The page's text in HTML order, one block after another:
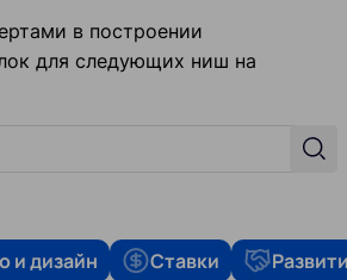
в построении
для следующих ниш на
и дизайн Ставки